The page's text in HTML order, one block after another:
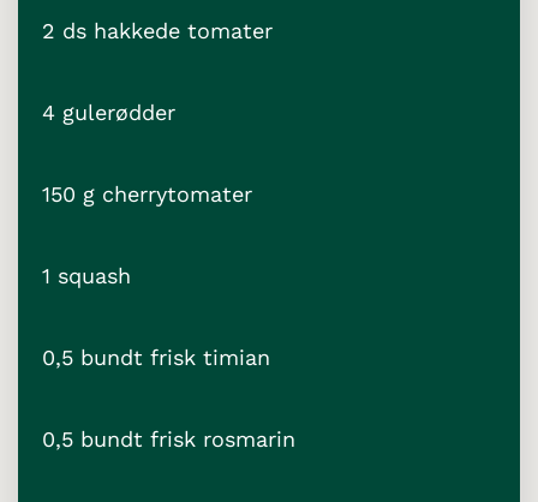
2 ds hakkede tomater
4 gulerødder
150 g cherrytomater
1 squash
0,5 bundt frisk timian
0,5 bundt frisk rosmarin